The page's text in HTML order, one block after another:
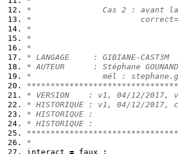
*               Cas 2 : avant la
*
*
*
*
* LANGAGE     : GIBIANE-CAST3M
* AUTEUR      : Stéphane GOUNAND
*               mél :
* VERSION    : v1, 04/12/
* HISTORIQUE : v1, 04/12/2017,
* HISTORIQUE :
* HISTORIQUE :
*
interact = faux
;